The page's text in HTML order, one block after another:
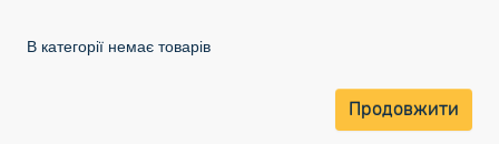
В категорії немає товарів
Продовжити